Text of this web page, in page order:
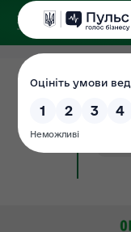
у
29.11.2021
Документ